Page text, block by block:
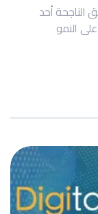
الناجحة أحد
النمو